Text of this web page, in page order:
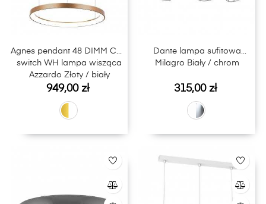
Agnes pendant 48 DIMM CCT
switch WH lampa wisząca
Azzardo Złoty / biały
Cena
949,00 zł
Dante lampa sufitowa
Milagro Biały / chrom
Cena
315,00 zł